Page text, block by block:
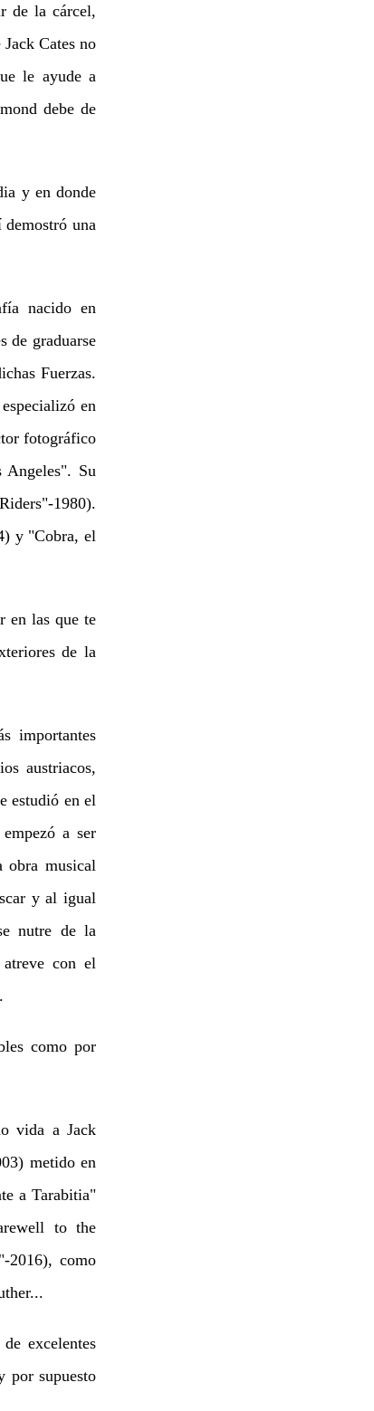
de la cárcel,
Cates no
le ayude a
debe de
y en donde
una
nacido en
de graduarse
Fuerzas.
en
fotográfico
Su
1980).
y "Cobra, el
en las que te
de la
importantes
austriacos,
estudió en el
a ser
obra musical
y al igual
nutre de la
con el
como por
vida a Jack
metido en
a Tarabitia"
to the
2016), como
excelentes
por supuesto